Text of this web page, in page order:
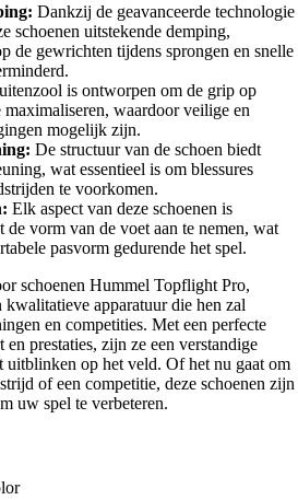
Dankzij de geavanceerde technologie
schoenen uitstekende demping,
de gewrichten tijdens sprongen en snelle
is ontworpen om de grip op
maximaliseren, waardoor veilige en
mogelijk zijn.
De structuur van de schoen biedt
wat essentieel is om blessures
te voorkomen.
Elk aspect van deze schoenen is
de vorm van de voet aan te nemen, wat
pasvorm gedurende het spel.
schoenen Hummel Topflight Pro,
kwalitatieve apparatuur die hen zal
en competities. Met een perfecte
prestaties, zijn ze een verstandige
uitblinken op het veld. Of het nu gaat om
of een competitie, deze schoenen zijn
uw spel te verbeteren.